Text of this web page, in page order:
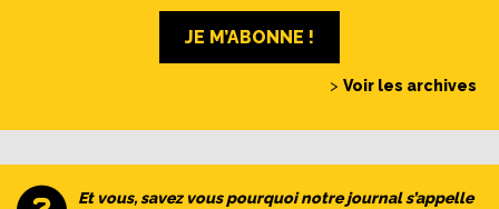
JE M’ABONNE !
> Voir les archives
Et vous, savez vous pourquoi notre journal s’appelle